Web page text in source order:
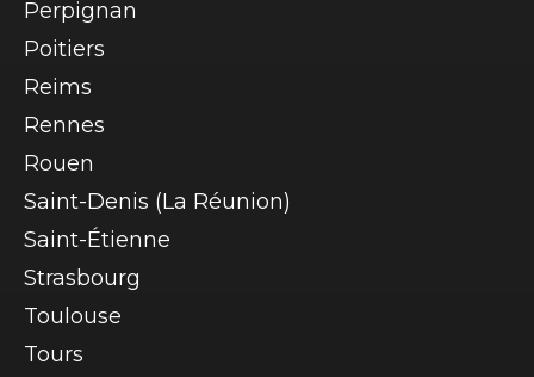
Perpignan
Poitiers
Reims
Rennes
Rouen
Saint-Denis (La Réunion)
Saint-Étienne
Strasbourg
Toulouse
Tours